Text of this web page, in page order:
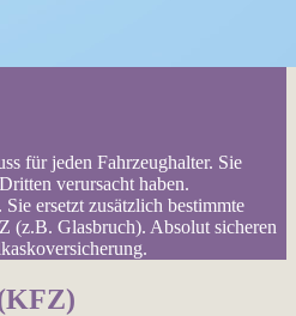
für jeden Fahrzeughalter. Sie
verursacht haben.
ersetzt zusätzlich bestimmte
(z.B. Glasbruch). Absolut sicheren